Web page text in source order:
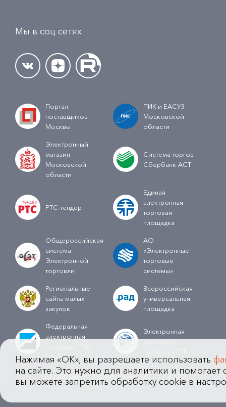
Мы в соц сетях
Портал
поставщиков
Москвы
ПИК и ЕАСУЗ
Московской
области
Электронный
магазин
Московской
области
Система торгов
Сбербанк-АСТ
РТС-тендер
Единая
электронная
торговая
площадка
Общероссийская
система
Электронной
торговли
АО
«Электронные
торговые
системы»
Региональные
сайты малых
закупок
Всероссийская
универсальная
площадка
Федеральная
электронная
Торг
Электронная
торговая
© Компания "Приоритет" 2013 - 2026
Нажимая «OK», вы разрешаете использовать
на сайте. Это нужно для аналитики и помогает
вы можете запретить обработку cookie в